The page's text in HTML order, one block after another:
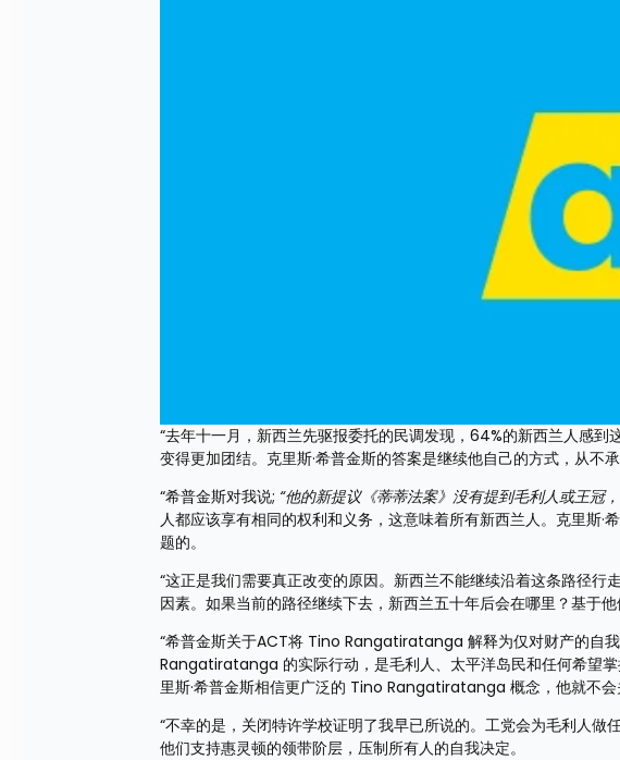
“去年十一月，新西兰先驱报委托的民调发现，64%的新西兰人感
变得更加团结。克里斯·希普金斯的答案是继续他自己的方式，从不承
“希普金斯对我说; “他的新提议《蒂蒂法案》没有提到毛利人或王冠
人都应该享有相同的权利和义务，这意味着所有新西兰人。克里斯
题的。
“这正是我们需要真正改变的原因。新西兰不能继续沿着这条路径
因素。如果当前的路径继续下去，新西兰五十年后会在哪里？基于
“希普金斯关于ACT将 Tino Rangatiratanga 解释为仅对财产的自
Rangatiratanga 的实际行动，是毛利人、太平洋岛民和任何希望
里斯·希普金斯相信更广泛的 Tino Rangatiratanga 概念，他就不会
“不幸的是，关闭特许学校证明了我早已所说的。工党会为毛利人做
他们支持惠灵顿的领带阶层，压制所有人的自我决定。